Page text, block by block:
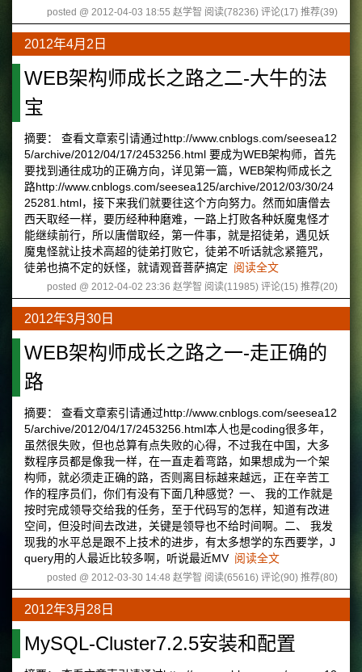
posted @ 2012-04-03 18:55 赵学智 阅读(78236) 评论(17) 推荐(39)
2012年4月2日
WEB架构师成长之路之二-大牛的法
宝
摘要： 查看文章索引请通过http://www.cnblogs.com/seesea12
5/archive/2012/04/17/2453256.html 要成为WEB架构师，首先
要找到通往成功的正确方向，详见第一篇，WEB架构师成长之
路http://www.cnblogs.com/seesea125/archive/2012/03/30/24
25281.html，接下来我们就要往这个方向努力。然而如唐僧去
西天取经一样，要历经种种磨难，一路上打败各种妖魔鬼怪才
能继续前行，所以唐僧取经，第一件事，就是招徒弟，遇见妖
魔鬼怪就让技术高超的徒弟打败它，徒弟不听话就念紧箍咒，
徒弟也搞不定的妖怪，就请观音菩萨搞定 阅读全文
posted @ 2012-04-02 23:36 赵学智 阅读(11985) 评论(15) 推荐(20)
2012年3月30日
WEB架构师成长之路之一-走正确的
路
摘要： 查看文章索引请通过http://www.cnblogs.com/seesea12
5/archive/2012/04/17/2453256.html本人也是coding很多年，
虽然很失败，但也总算有点失败的心得，不过我在中国，大多
数程序员都是像我一样，在一直走着弯路，如果想成为一个架
构师，就必须走正确的路，否则离目标越来越远，正在辛苦工
作的程序员们，你们有没有下面几种感觉？一、 我的工作就是
按时完成领导交给我的任务，至于代码写的怎样，知道有改进
空间，但没时间去改进，关键是领导也不给时间啊。二、 我发
现我的水平总是跟不上技术的进步，有太多想学的东西要学，J
query用的人最近比较多啊，听说最近MV 阅读全文
posted @ 2012-03-30 14:48 赵学智 阅读(65616) 评论(90) 推荐(80)
2012年3月28日
MySQL-Cluster7.2.5安装和配置